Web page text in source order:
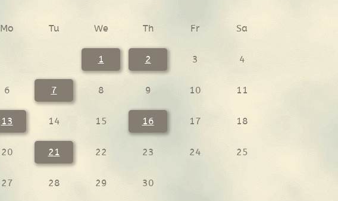
Mo Tu We Th Fr Sa
1 2 3 4
6 7 8 9 10 11
13 14 15 16 17 18
20 21 22 23 24 25
27 28 29 30